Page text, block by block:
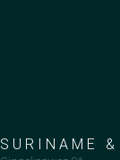
SURINAME